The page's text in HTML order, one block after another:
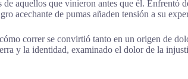
aquellos que vinieron antes que él.
acechante de pumas añaden tensión a su
correr se convirtió tanto en un origen de
y la identidad, examinado el dolor de la